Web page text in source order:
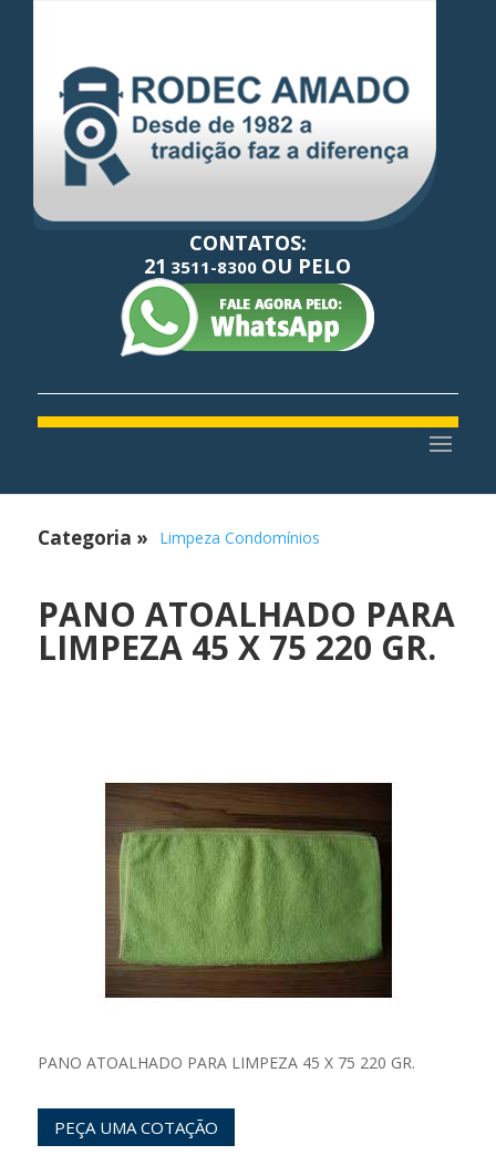
CONTATOS:
21 3511-8300 OU PELO
Categoria » Limpeza Condomínios
PANO ATOALHADO PARA
LIMPEZA 45 X 75 220 GR.
PANO ATOALHADO PARA LIMPEZA 45 X 75 220 GR.
PEÇA UMA COTAÇÃO